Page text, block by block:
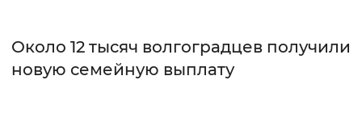
Без засечек
Около 12 тысяч волгоградцев получили
новую семейную выплату